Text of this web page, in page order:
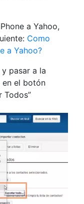
a Yahoo,
Como
a Yahoo?
pasar a la
en el botón
Todos”